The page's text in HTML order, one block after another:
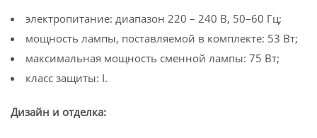
электропитание: диапазон 220 – 240 В, 50–60 Гц;
мощность лампы, поставляемой в комплекте: 53 Вт;
максимальная мощность сменной лампы: 75 Вт;
класс защиты: I.
Дизайн и отделка: